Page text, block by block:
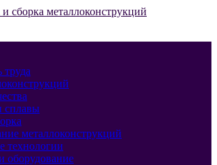
сборка металлоконструкций
труда
сплавы
металлоконструкций
технологии
оборудование